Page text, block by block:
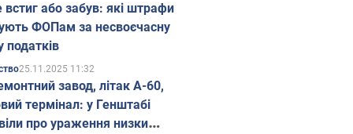
встиг або забув: які штрафи
ФОПам за несвоєчасну
податків
25.11.2025 11:32
завод, літак А-60,
термінал: у Генштабі
про ураження низки